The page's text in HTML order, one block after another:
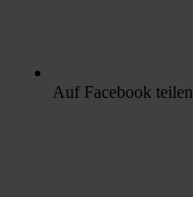
Auf Facebook teilen